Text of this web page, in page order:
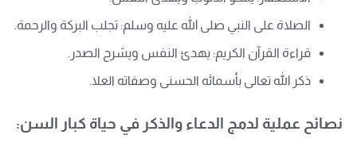
الصلاة على النبي صلى الله عليه وسلم: تجلب البركة والرحمة.
قراءة القرآن الكريم: يهدئ النفس ويشرح الصدر.
ذكر الله تعالى بأسمائه الحسنى وصفاته العلا.
نصائح عملية لدمج الدعاء والذكر في حياة كبار السن: